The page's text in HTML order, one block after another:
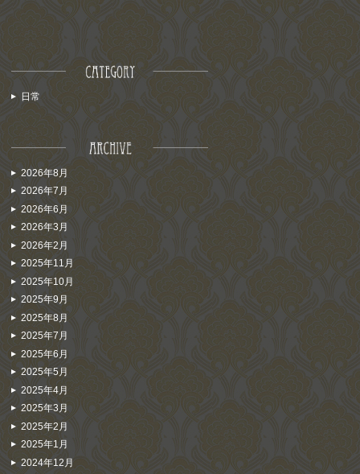
日常
2026年8月
2026年7月
2026年6月
2026年3月
2026年2月
2025年11月
2025年10月
2025年9月
2025年8月
2025年7月
2025年6月
2025年5月
2025年4月
2025年3月
2025年2月
2025年1月
2024年12月